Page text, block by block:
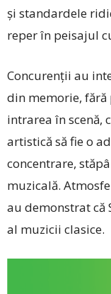
și standardele
reper în peisajul
Concurenții au
din memorie,
intrarea în scenă,
artistică să fie o
concentrare,
muzicală.
au demonstrat că
al muzicii clasice.